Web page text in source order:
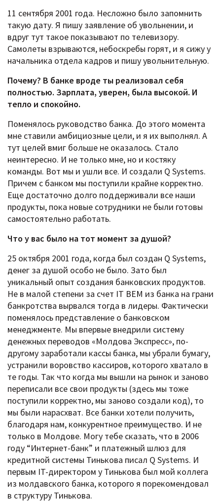
11 сентября 2001 года. Несложно было запомнить
такую дату. Я пишу заявление об увольнении, и
вдруг тут такое показывают по телевизору.
Самолеты взрываются, небоскребы горят, и я сижу у
начальника отдела кадров и пишу увольнительную.
Почему? В банке вроде ты реализовал себя
полностью. Зарплата, уверен, была высокой. И
тепло и спокойно.
Поменялось руководство банка. До этого момента
мне ставили амбициозные цели, и я их выполнял. А
тут целей вмиг больше не оказалось. Стало
неинтересно. И не только мне, но и костяку
команды. Вот мы и ушли все. И создали Q Systems.
Причем с банком мы поступили крайне корректно.
Еще достаточно долго поддерживали все наши
продукты, пока новые сотрудники не были готовы
самостоятельно работать.
Что у вас было на тот момент за душой?
25 октября 2001 года, когда был создан Q Systems,
денег за душой особо не было. Зато был
уникальный опыт создания банковских продуктов.
Не в малой степени за счет IT BEM из банка на грани
банкротства вырвался тогда в лидеры. Фактически
поменялось представление о банковском
менеджменте. Мы впервые внедрили систему
денежных переводов «Молдова Экспресс», по-
другому заработали кассы банка, мы убрали бумагу,
устранили воровство кассиров, которого хватало в
те годы. Так что когда мы вышли на рынок и заново
переписали все свои продукты (здесь мы тоже
поступили корректно, мы заново создали код), то
мы были нарасхват. Все банки хотели получить,
благодаря нам, конкурентное преимущество. И не
только в Молдове. Могу тебе сказать, что в 2006
году “Интернет-банк” и платежный шлюз для
кредитной системы Тинькова писал Q Systems. И
первым IT-директором у Тинькова был мой коллега
из молдавского банка, которого я порекомендовал
в структуру Тинькова.